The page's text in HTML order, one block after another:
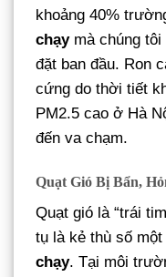
khoảng 40%
chạymà chúng tôi
đặt ban đầu. Ron
cứng do thời tiết
PM2.5 cao ở Hà
đến va chạm.
Quạt Gió Bị Bẩn,
Quạt gió là “trái
tụ là kẻ thù số một
chạy. Tại môi